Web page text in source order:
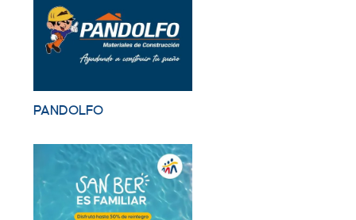
PANDOLFO